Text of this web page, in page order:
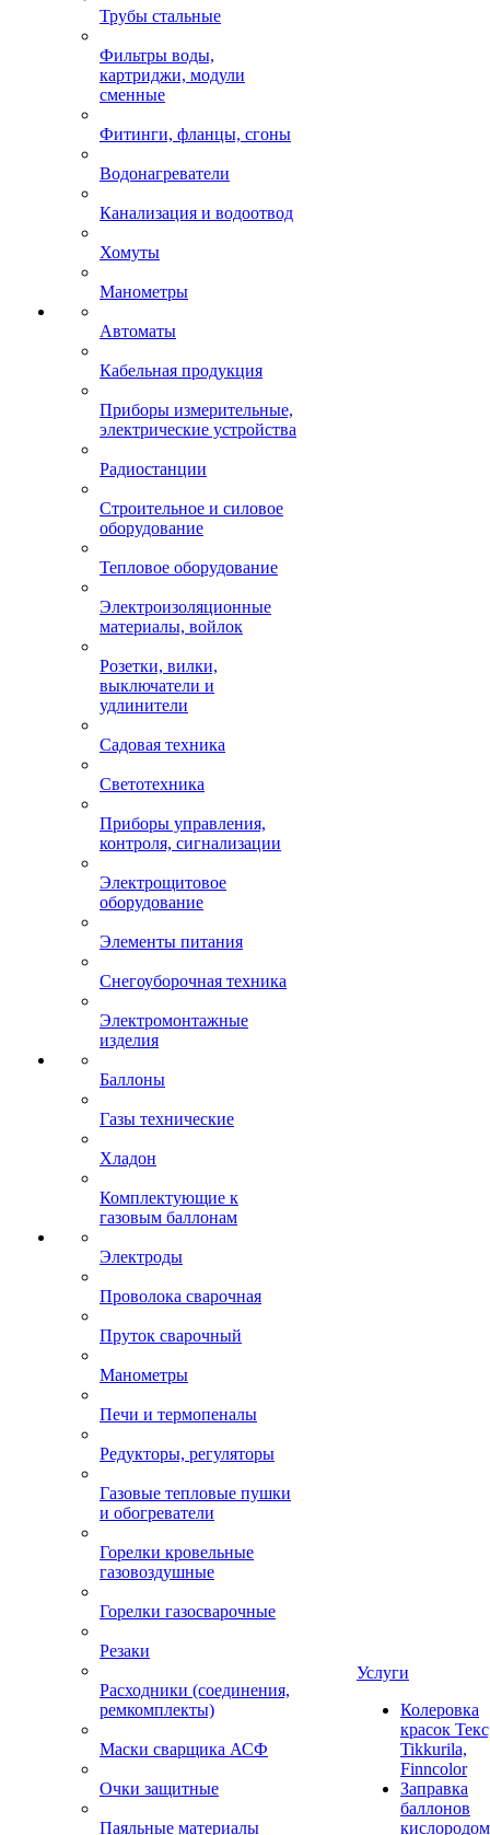
Трубы стальные
Фильтры воды,
картриджи, модули
сменные
Фитинги, фланцы, сгоны
Водонагреватели
Канализация и водоотвод
Хомуты
Манометры
Автоматы
Кабельная продукция
Приборы измерительные,
электрические устройства
Радиостанции
Строительное и силовое
оборудование
Тепловое оборудование
Электроизоляционные
материалы, войлок
Розетки, вилки,
выключатели и
удлинители
Садовая техника
Светотехника
Приборы управления,
контроля, сигнализации
Электрощитовое
оборудование
Элементы питания
Снегоуборочная техника
Электромонтажные
изделия
Баллоны
Газы технические
Хладон
Комплектующие к
газовым баллонам
Электроды
Проволока сварочная
Пруток сварочный
Манометры
Печи и термопеналы
Редукторы, регуляторы
Газовые тепловые пушки
и обогреватели
Горелки кровельные
газовоздушные
Горелки газосварочные
Резаки
Расходники (соединения,
ремкомплекты)
Маски сварщика АСФ
Очки защитные
Паяльные материалы
Услуги
Колеровка
красок
Tikkurila,
Finncolor
Заправка
баллонов
кислородом